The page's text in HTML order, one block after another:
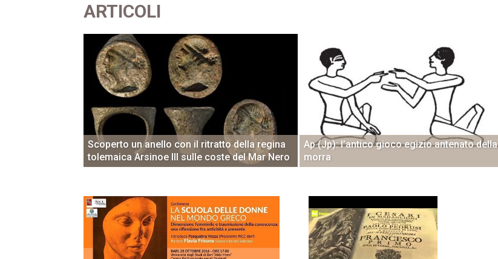
ARTICOLI
Scoperto un anello con il ritratto della regina
tolemaica Arsinoe III sulle coste del Mar Nero
Ap (Jp): l’antico gioco egizio antenato della
morra